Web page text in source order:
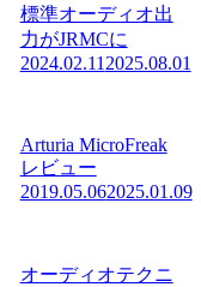
標準オーディオ出
力がJRMCに
2024.02.11 2025.08.01
Arturia MicroFreak
レビュー
2019.05.062025.01.09
オーディオテクニ